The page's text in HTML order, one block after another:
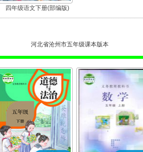
四年级语文下册(部编版)
河北省沧州市五年级课本版本